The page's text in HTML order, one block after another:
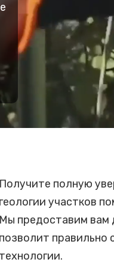
Получите полную
геологии участков
Мы предоставим вам
позволит правильно
технологии.